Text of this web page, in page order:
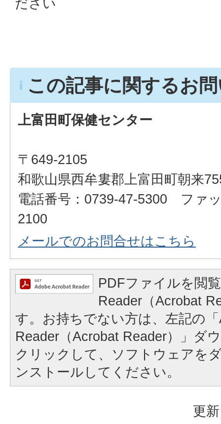
ださい
この記事に関するお
上富田町保健センター
〒649-2105
和歌山県西牟婁郡上富田町朝来
電話番号：0739-47-5300 ファ
2100
メールでのお問合せはこちら
PDFファイルを閲
Reader（Acrobat
す。お持ちでない方は、左記の
Reader（Acrobat Reader）」ダ
クリックして、ソフトウェアを
ンストールしてください。
更